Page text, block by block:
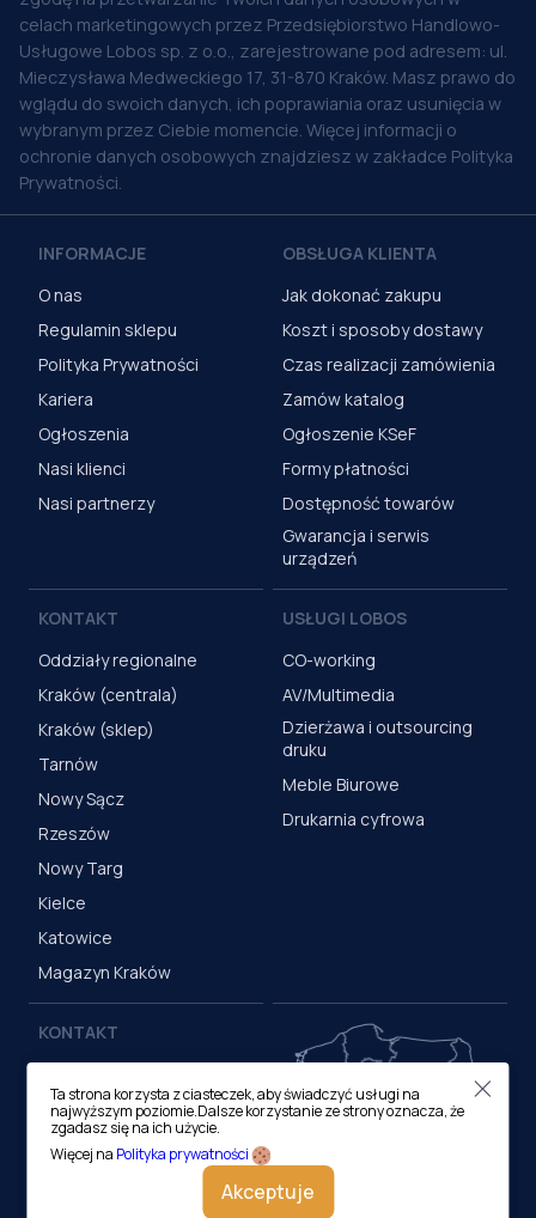
celach marketingowych przez Przedsiębiorstwo Handlowo-
Usługowe Lobos sp. z o.o., zarejestrowane pod adresem: ul.
Mieczysława Medweckiego 17, 31-870 Kraków. Masz prawo do
wglądu do swoich danych, ich poprawiania oraz usunięcia w
wybranym przez Ciebie momencie. Więcej informacji o
ochronie danych osobowych znajdziesz w zakładce Polityka
Prywatności.
INFORMACJE
O nas
Regulamin sklepu
Polityka Prywatności
Kariera
Ogłoszenia
Nasi klienci
Nasi partnerzy
OBSŁUGA KLIENTA
Jak dokonać zakupu
Koszt i sposoby dostawy
Czas realizacji zamówienia
Zamów katalog
Ogłoszenie KSeF
Formy płatności
Dostępność towarów
Gwarancja i serwis
urządzeń
KONTAKT
Oddziały regionalne
Kraków (centrala)
Kraków (sklep)
Tarnów
Nowy Sącz
Rzeszów
Nowy Targ
Kielce
Katowice
Magazyn Kraków
USŁUGI LOBOS
CO-working
AV/Multimedia
Dzierżawa i outsourcing
druku
Meble Biurowe
Drukarnia cyfrowa
KONTAKT
ul. M. Medweckiego 17, 31-
870 Kraków
tel.:12 413 20 00
biuro@lobos.pl
Ta strona korzysta z ciasteczek, aby świadczyć usługi na
najwyższym poziomie.Dalsze korzystanie ze strony oznacza, że
zgadasz się na ich użycie.
Więcej na Polityka prywatności
Akceptuje